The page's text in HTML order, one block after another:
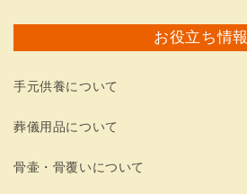
お役立ち情報
手元供養について
葬儀用品について
骨壷・骨覆いについて